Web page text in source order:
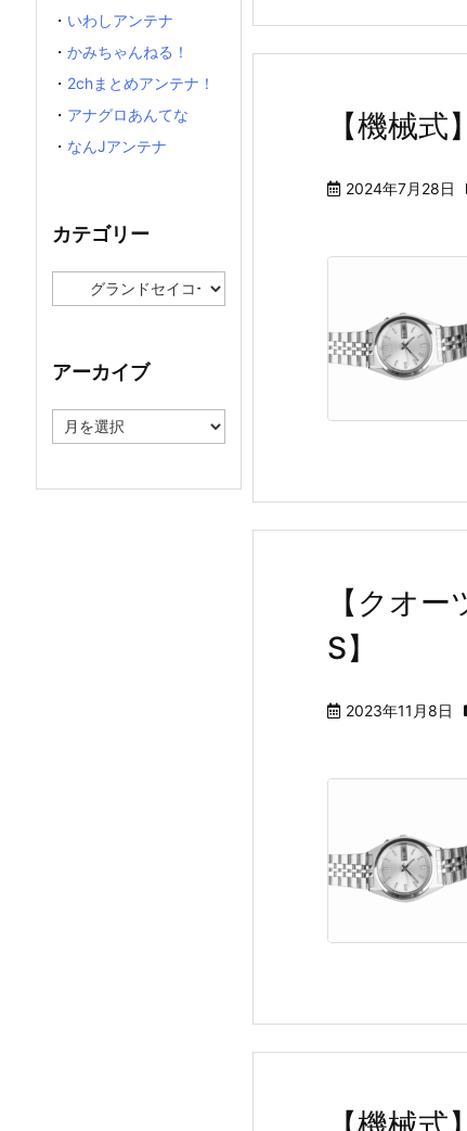
【機械
2024年7月28日
【クオ
S】
2023年11月8日
・ いわしアンテナ
・ かみちゃんねる！
・ 2chまとめアンテナ！
・ アナグロあんてな
・ なんJアンテナ
カテゴリー
テ
ー
アーカイブ
ー